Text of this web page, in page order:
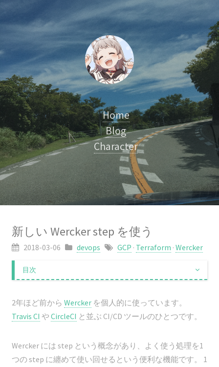
Home
Blog
Character
新しい Wercker step を使う
2018-03-06 devops GCP · Terraform · Wercker
目次
Wercker new steps
さいごに
2年ほど前から Wercker を個人的に使っています。
Travis CI や CircleCI と並ぶ CI/CD ツールのひとつです。
Wercker には step という概念があり、よく使う処理を1
つの step に纏めて使い回せるという便利な機能です。 1